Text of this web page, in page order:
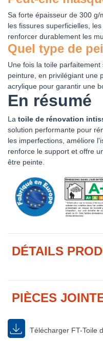
Sa forte épaisseur de 300 g/
les fissures superficielles,
renforcer durablement les
Quel type de
Une fois la toile
peinture, en privilégiant une
acrylique pour garantir une
En résumé
La toile de rénovation
solution performante pour
les imperfections, améliore
renforce le support et offre
être peinte.
DÉTAILS
PIÈCES
Télécharger FT-Toile